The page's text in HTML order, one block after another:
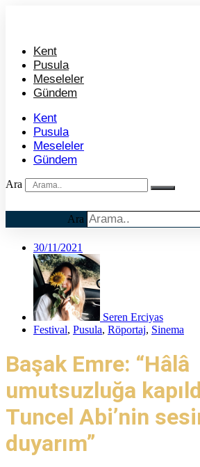
Kent
Pusula
Meseleler
Gündem
Kent
Pusula
Meseleler
Gündem
Ara
Ara
30/11/2021
Seren Erciyas
Festival, Pusula, Röportaj, Sinema
Başak Emre: “Hâlâ
umutsuzluğa
Tuncel Abi’nin
duyarım”